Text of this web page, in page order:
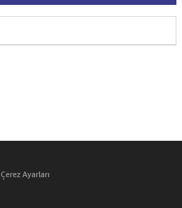
Çerez Ayarları